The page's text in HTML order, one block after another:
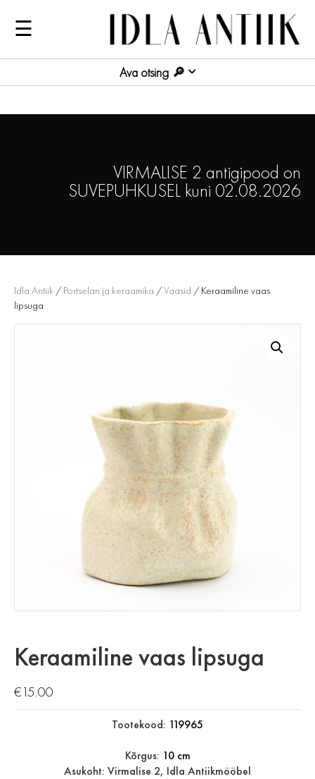
☰
Ava otsing
VIRMALISE 2 antigipood on
SUVEPUHKUSEL kuni 02.08.2026
Idla Antiik / Portselan ja keraamika /Vaasid / Keraamiline vaas
lipsuga
Keraamiline vaas lipsuga
€15.00
Tootekood: 119965
Kõrgus: 10 cm
Asukoht: Virmalise 2, Idla Antiikmööbel